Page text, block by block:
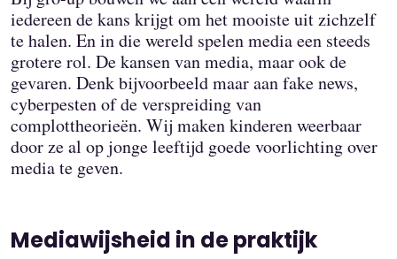
iedereen de kans krijgt om het mooiste uit zichzelf
te halen. En in die wereld spelen media een steeds
grotere rol. De kansen van media, maar ook de
gevaren. Denk bijvoorbeeld maar aan fake news,
cyberpesten of de verspreiding van
complottheorieën. Wij maken kinderen weerbaar
door ze al op jonge leeftijd goede voorlichting over
media te geven.
Mediawijsheid in de praktijk